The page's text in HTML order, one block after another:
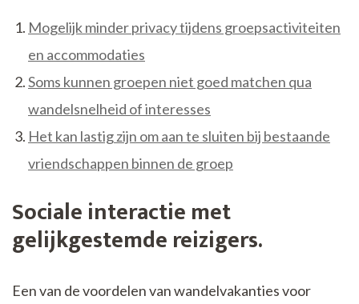
Mogelijk minder privacy tijdens groepsactiviteiten
en accommodaties
Soms kunnen groepen niet goed matchen qua
wandelsnelheid of interesses
Het kan lastig zijn om aan te sluiten bij bestaande
vriendschappen binnen de groep
Sociale interactie met
gelijkgestemde reizigers.
Een van de voordelen van wandelvakanties voor